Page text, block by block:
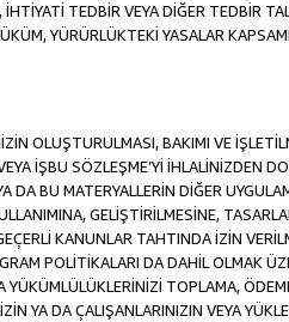
TEDBİR VEYA DİĞER TEDBİR
YÜRÜRLÜKTEKİ YASALAR
OLUŞTURULMASI, BAKIMI VE
İŞBU SÖZLEŞME’Yİ İHLALİNİZDEN
DA BU MATERYALLERİN DİĞER
GELİŞTİRİLMESİNE,
KANUNLAR TAHTINDA İZİN
POLİTİKALARI DA DAHİL OLMAK
YÜKÜMLÜLÜKLERİNİZİ TOPLAMA,
YA DA ÇALIŞANLARINIZIN VEYA